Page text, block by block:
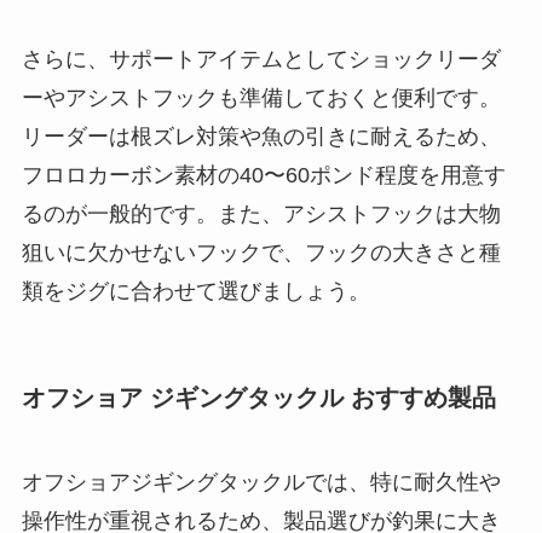
さらに、サポートアイテムとしてショックリーダ
ーやアシストフックも準備しておくと便利です。
リーダーは根ズレ対策や魚の引きに耐えるため、
フロロカーボン素材の40〜60ポンド程度を用意す
るのが一般的です。また、アシストフックは大物
狙いに欠かせないフックで、フックの大きさと種
類をジグに合わせて選びましょう。
オフショア ジギングタックル おすすめ製品
オフショアジギングタックルでは、特に耐久性や
操作性が重視されるため、製品選びが釣果に大き